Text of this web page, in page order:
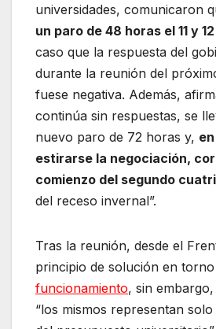
universidades, comunicaron
un paro de 48 horas el 11 y
caso que la respuesta del
durante la reunión del
fuese negativa. Además,
continúa sin respuestas, se
nuevo paro de 72 horas y,
estirarse la negociación,
comienzo del segundo
del receso invernal”.
Tras la reunión, desde el
principio de solución en
funcionamiento, sin
“los mismos representan